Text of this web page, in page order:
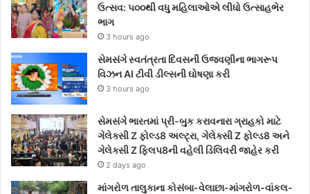
ઉત્સવ: ૫૦૦થી વધુ મહિલાઓએ લીધો ઉત્સાહભેર
ભાગ
3 hours ago
સેમસંગે સ્વતંત્રતા દિવસની ઉજવણીના ભાગરૂપ
વિઝન AI ટીવી ડીલ્સની ઘોષણા કરી
3 hours ago
સેમસંગે ભારતમાં પ્રી-બુક કરાવનારા ગ્રાહકો માટે
ગેલેક્સી Z ફોલ્ડ8 અલ્ટ્રા, ગેલેક્સી Z ફોલ્ડ8 અને
ગેલેક્સી Z ફ્લિપ8ની વહેલી ડિલિવરી જાહેર કરી
2 days ago
માંગરોળ તાલુકાના કોસંબા-વેલાછા-માંગરોળ-વાંકલ-